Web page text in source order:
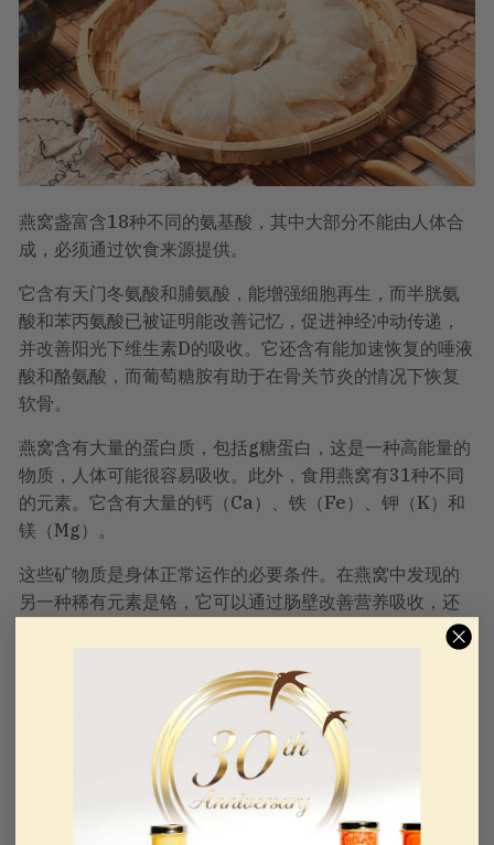
燕窝盏富含18种不同的氨基酸，其中大部分不能由人体合
成，必须通过饮食来源提供。
它含有天门冬氨酸和脯氨酸，能增强细胞再生，而半胱氨
酸和苯丙氨酸已被证明能改善记忆，促进神经冲动传递，
并改善阳光下维生素D的吸收。它还含有能加速恢复的唾液
酸和酪氨酸，而葡萄糖胺有助于在骨关节炎的情况下恢复
软骨。
燕窝含有大量的蛋白质，包括g糖蛋白，这是一种高能量的
物质，人体可能很容易吸收。此外，食用燕窝有31种不同
的元素。它含有大量的钙（Ca）、铁（Fe）、钾（K）和
镁（Mg）。
这些矿物质是身体正常运作的必要条件。在燕窝中发现的
另一种稀有元素是铬，它可以通过肠壁改善营养吸收，还
只有最好的燕窝才有健康益处
由于价格昂贵，利润增加，一些燕窝供应商和加工商会采
摘没有完全成型的燕窝，或者选择用各种令人发指的方法
来制作燕窝，例如添加亚硝酸钠来伪造流行的血燕。事实